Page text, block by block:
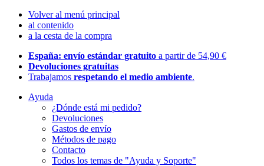
Volver al menú principal
al contenido
a la cesta de la compra
España: envío estándar gratuito a partir de 54,90 €
Devoluciones gratuitas
Trabajamos respetando el medio ambiente.
Ayuda
¿Dónde está mi pedido?
Devoluciones
Gastos de envío
Métodos de pago
Contacto
Todos los temas de "Ayuda y Soporte"